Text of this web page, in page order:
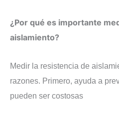
​¿Por qué es importante
aislamiento?
​Medir la resistencia de
razones. Primero, ayuda a
pueden ser costosas